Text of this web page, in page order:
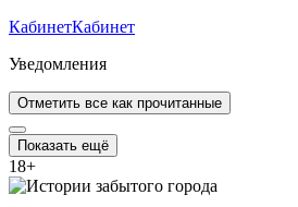
КабинетКабинет
Уведомления
Отметить все как прочитанные
Показать ещё
18+